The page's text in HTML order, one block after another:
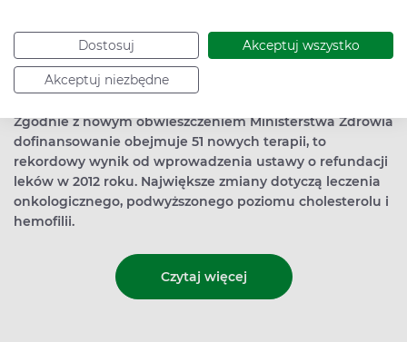
Dostosuj Akceptuj wszystko
Akceptuj niezbędne
Zgodnie z nowym obwieszczeniem Ministerstwa Zdrowia
dofinansowanie obejmuje 51 nowych terapii, to
rekordowy wynik od wprowadzenia ustawy o refundacji
leków w 2012 roku. Największe zmiany dotyczą leczenia
onkologicznego, podwyższonego poziomu cholesterolu i
hemofilii.
Czytaj więcej